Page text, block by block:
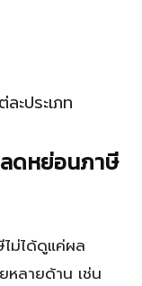
ะประเภท
ดหย่อนภาษี
ม่ได้ดูแค่ผล
ลายด้าน เช่น